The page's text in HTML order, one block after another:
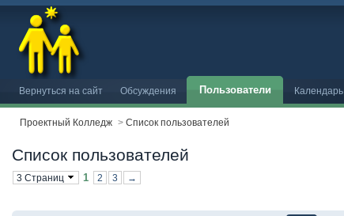
Вернуться на сайт Обсуждения Пользователи Календарь
Проектный Колледж > Список пользователей
Список пользователей
3 Страниц 1 2 3 →